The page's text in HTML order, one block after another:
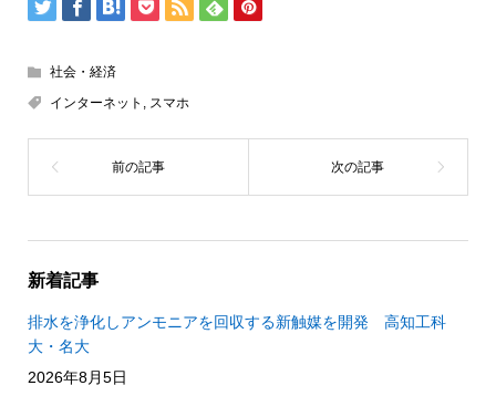
社会・経済
インターネット , スマホ
新着記事
排水を浄化しアンモニアを回収する新触媒を開発 高知工科
大・名大
2026年8月5日